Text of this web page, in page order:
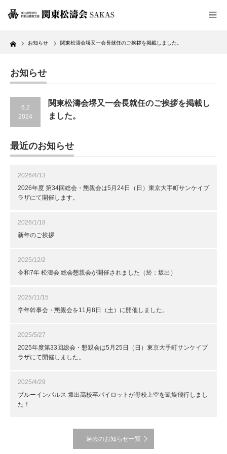
Home お知らせ 関東松濤会堺又一会長就任のご挨拶を掲載しました。
お知らせ
6.2
2024
関東松濤会堺又一会長就任のご挨拶を掲載し
ました。
最近のお知らせ
2026/4/13
2026年度 第34回総会・懇親会は5月24日（日）東京大手町サンケイプ
ラザにて開催します。
2026/1/18
新年のご挨拶
2025/12/2
令和7年 松濤会 総会懇親会が開催されました（於：坂出）
2025/11/15
学年幹事会・懇親会を11月8日（土）に開催しました。
2025/5/27
2025年度第33回総会・懇親会は5月25日（日）東京大手町サンケイプ
ラザにて開催しました。
2025/4/29
ブルーインパルス 坂出高校卒パイロットが母校上空を凱旋飛行しまし
た！
過去のお知らせ一覧